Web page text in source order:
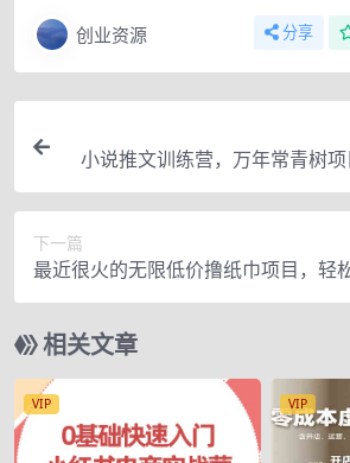
创业资源 分享
小说推文训练营，万年常青树
下一篇
最近很火的无限低价撸纸巾项目，轻
【撸纸渠道+详细教程】
相关文章
VIP VIP